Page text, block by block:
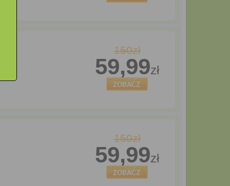
150zł
59,99zł
150zł
59,99zł